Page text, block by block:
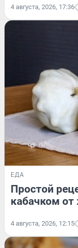
4 августа, 2026, 17:36
ЕДА
Простой
кабачком
4 августа, 2026, 12:15